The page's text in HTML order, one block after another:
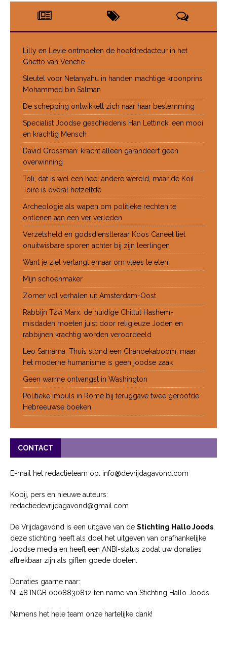
Lilly en Levie ontmoeten de hoofdredacteur in het
Ghetto van Venetië
Sleutel voor Netanyahu in handen machtige kroonprins
Mohammed bin Salman
De schepping ontwikkelt zich naar haar bestemming
Specialist Joodse geschiedenis Han Lettinck, een mooi
en krachtig Mensch
David Grossman: kracht alleen garandeert geen
overwinning
Toli, dat is wel een heel andere wereld, maar de Koil
Toire is overal hetzelfde
Archeologie als wapen om politieke rechten te
ontlenen aan een ver verleden
Verzetsheld en godsdienstleraar Koos Caneel liet
onuitwisbare sporen achter bij zijn leerlingen
Want je ziel verlangt ernaar om vlees te eten
Mijn schoenmaker
Zomer vol verhalen uit Amsterdam-Oost
Rabbijn Tzvi Marx: de huidige Chillul Hashem-
misdaden moeten juist door religieuze Joden en
rabbijnen krachtig worden veroordeeld
Leo Samama: Thuis stond een Chanoekaboom, maar
het moderne humanisme is geen joodse zaak
Geen warme ontvangst in Washington
Politieke impuls in Rome bij teruggave twee geroofde
Hebreeuwse boeken
CONTACT
E-mail het redactieteam op: info@devrijdagavond.com
Kopij, pers en nieuwe auteurs:
redactiedevrijdagavond@gmail.com
De Vrijdagavond is een uitgave van de Stichting Hallo Joods
deze stichting heeft als doel het uitgeven van onafhankelijke
Joodse media en heeft een ANBI-status zodat uw donaties
aftrekbaar zijn als giften goede doelen.
Donaties gaarne naar:
NL48 INGB 0008830812 ten name van Stichting Hallo Joods.
Namens het hele team onze hartelijke dank!